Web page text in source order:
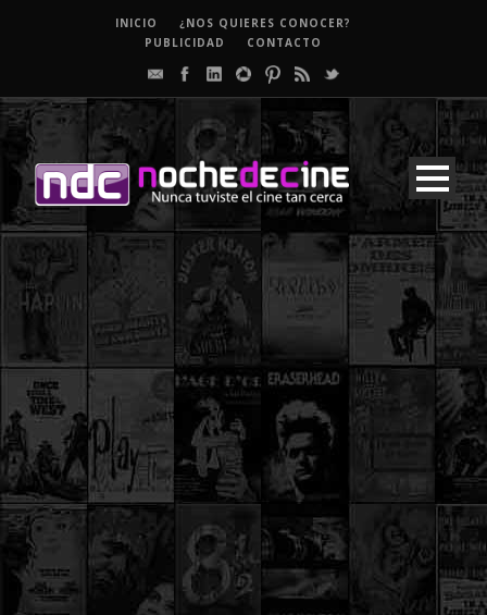
INICIO
¿NOS QUIERES CONOCER?
PUBLICIDAD
CONTACTO